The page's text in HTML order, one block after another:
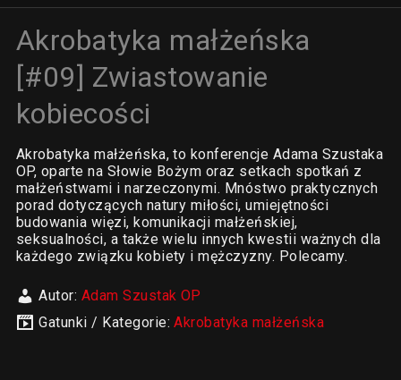
Akrobatyka małżeńska
[#09] Zwiastowanie
kobiecości
Akrobatyka małżeńska, to konferencje Adama Szustaka
OP, oparte na Słowie Bożym oraz setkach spotkań z
małżeństwami i narzeczonymi. Mnóstwo praktycznych
porad dotyczących natury miłości, umiejętności
budowania więzi, komunikacji małżeńskiej,
seksualności, a także wielu innych kwestii ważnych dla
każdego związku kobiety i mężczyzny. Polecamy.
Autor: Adam Szustak OP
Gatunki / Kategorie:Akrobatyka małżeńska